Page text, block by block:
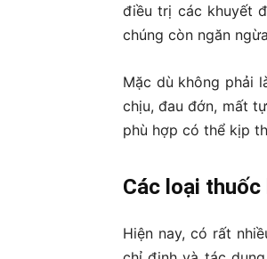
điều trị các khuyết
chúng còn ngăn
Mặc dù không phải
chịu, đau đớn, mất
phù hợp có thể kịp
Các loại
Hiện nay, có rất